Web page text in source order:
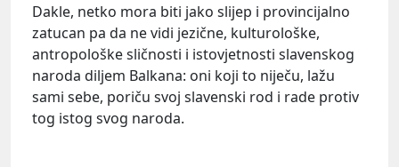
Dakle, netko mora biti jako slijep i provincijalno
zatucan pa da ne vidi jezične, kulturološke,
antropološke sličnosti i istovjetnosti slavenskog
naroda diljem Balkana: oni koji to niječu, lažu
sami sebe, poriču svoj slavenski rod i rade protiv
tog istog svog naroda.